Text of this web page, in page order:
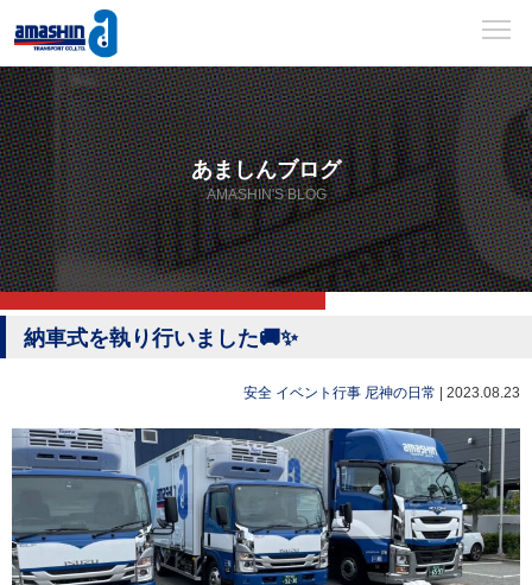
あましんブログ
AMASHIN'S BLOG
納車式を執り行いました🚚✨
安全 イベント行事 尼神の日常 2023.08.23